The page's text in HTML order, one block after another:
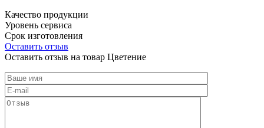
Качество продукции
Уровень сервиса
Срок изготовления
Оставить отзыв
Оставить отзыв на товар Цветение